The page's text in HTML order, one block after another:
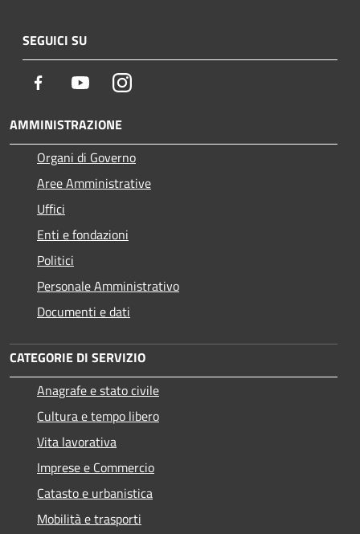
SEGUICI SU
Facebook YoutubeInstagram
AMMINISTRAZIONE
Organi di Governo
Aree Amministrative
Uffici
Enti e fondazioni
Politici
Personale Amministrativo
Documenti e dati
CATEGORIE DI SERVIZIO
Anagrafe e stato civile
Cultura e tempo libero
Vita lavorativa
Imprese e Commercio
Catasto e urbanistica
Mobilità e trasporti